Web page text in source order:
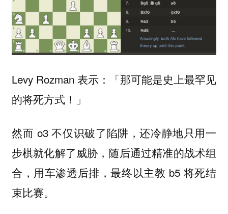
Levy Rozman 表示：「那可能是史上最罕见
的将死方式！」
然而 o3 不仅识破了陷阱，还冷静地只用一
步棋就化解了威胁，随后通过精准的战术组
合，用车渗透后排，最终以主教 b5 将死结
束比赛。